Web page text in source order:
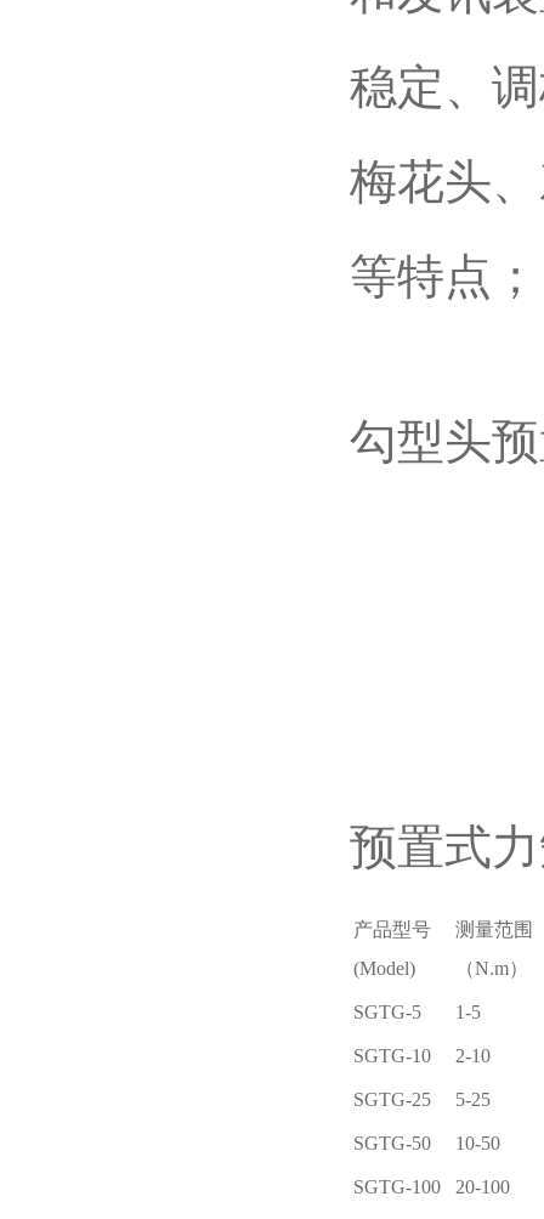
稳定、
梅花头
等特点；
勾型头
预置式
产品型号
(Model)
测量范围
（N.m）
SGTG-5 1-5
SGTG-10 2-10
SGTG-25 5-25
SGTG-50 10-50
SGTG-100 20-100